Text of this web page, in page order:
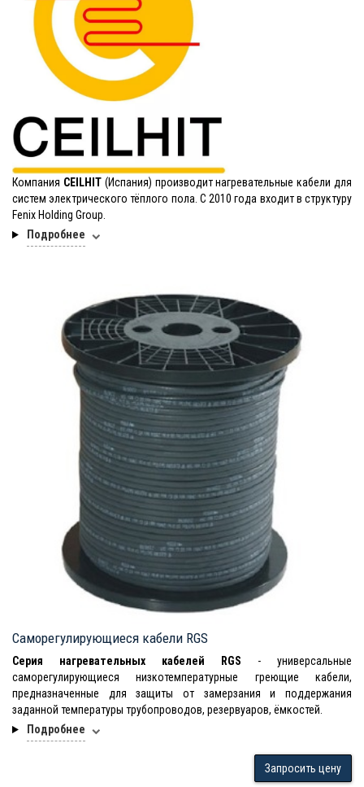
Компания CEILHIT(Испания) производит нагревательные кабели для
систем электрического тёплого пола. С 2010 года входит в структуру
Fenix Holding Group.
Подробнее
Саморегулирующиеся кабели RGS
Серия нагревательных кабелей RGS - универсальные
саморегулирующиеся низкотемпературные греющие кабели,
предназначенные для защиты от замерзания и поддержания
заданной температуры трубопроводов, резервуаров, ёмкостей.
Подробнее
Запросить цену